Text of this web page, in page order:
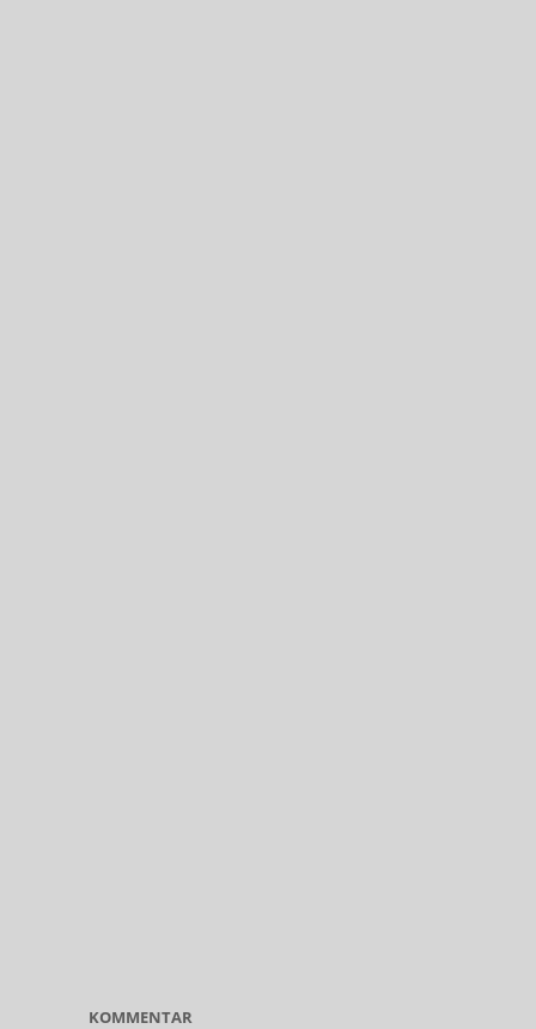
KOMMENTAR